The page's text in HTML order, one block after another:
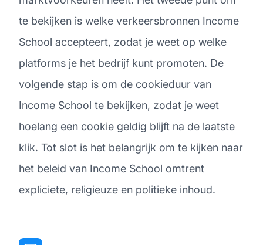
te bekijken is welke verkeersbronnen Income
School accepteert, zodat je weet op welke
platforms je het bedrijf kunt promoten. De
volgende stap is om de cookieduur van
Income School te bekijken, zodat je weet
hoelang een cookie geldig blijft na de laatste
klik. Tot slot is het belangrijk om te kijken naar
het beleid van Income School omtrent
expliciete, religieuze en politieke inhoud.